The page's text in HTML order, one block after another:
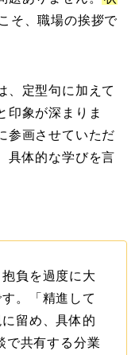
そ、職場の挨拶で
、定型句に加えて
印象が深まりま
画させていただ
具体的な学びを言
負を過度に大
。「精進して
留め、具体的
で共有する分業